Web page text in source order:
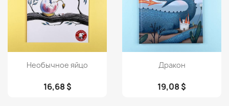
Просмотр
Необычное яйцо
16,68 $
Просмотр
Дракон
19,08 $